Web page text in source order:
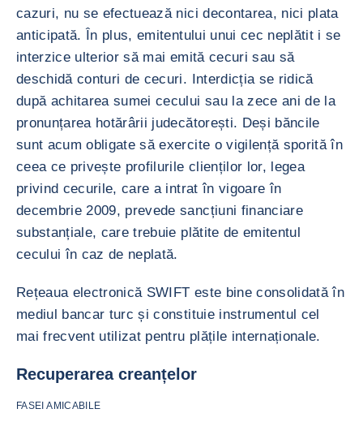
cazuri, nu se efectuează nici decontarea, nici plata
anticipată. În plus, emitentului unui cec neplătit i se
interzice ulterior să mai emită cecuri sau să
deschidă conturi de cecuri. Interdicția se ridică
după achitarea sumei cecului sau la zece ani de la
pronunțarea hotărârii judecătorești. Deși băncile
sunt acum obligate să exercite o vigilență sporită în
ceea ce privește profilurile clienților lor, legea
privind cecurile, care a intrat în vigoare în
decembrie 2009, prevede sancțiuni financiare
substanțiale, care trebuie plătite de emitentul
cecului în caz de neplată.
Rețeaua electronică SWIFT este bine consolidată în
mediul bancar turc și constituie instrumentul cel
mai frecvent utilizat pentru plățile internaționale.
Recuperarea creanțelor
FASEI AMICABILE